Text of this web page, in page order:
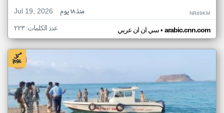
Jul 19, 2026
منذ ١٨ يوم NR49KM
سي ان ان عربي• arabic.cnn.com عدد الكلمات: ٢٢٣